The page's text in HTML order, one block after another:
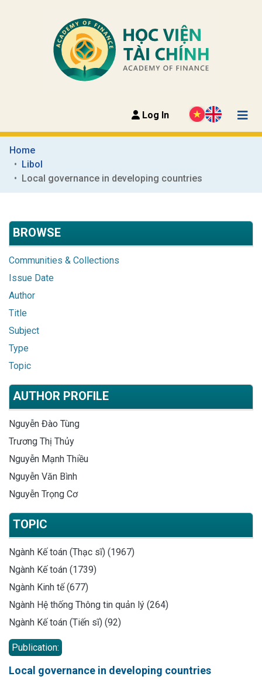
Log In
Home
Libol
Local governance in developing countries
BROWSE
Communities & Collections
Issue Date
Author
Title
Subject
Type
Topic
AUTHOR PROFILE
Nguyễn Đào Tùng
Trương Thị Thủy
Nguyễn Mạnh Thiều
Nguyễn Văn Bình
Nguyễn Trọng Cơ
TOPIC
Ngành Kế toán (Thạc sĩ) (1967)
Ngành Kế toán (1739)
Ngành Kinh tế (677)
Ngành Hệ thống Thông tin quản lý (264)
Ngành Kế toán (Tiến sĩ) (92)
Publication:
Local governance in developing countries